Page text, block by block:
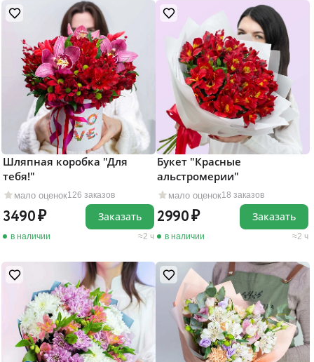
мало оценок126 заказов
Шляпная коробка "Для
тебя!"
3490
в наличии 2 ч
Заказать
мало оценок18 заказов
Букет "Красные
альстромерии"
2990
в наличии 2 ч
Заказать